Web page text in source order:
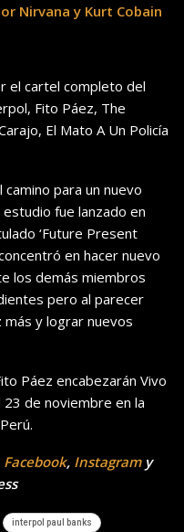
Nirvana y Kurt Cobain
el cartel completo del
Fito Páez, The
El Mato A Un Policía
para un nuevo
fue lanzado en
‘Future Present
en hacer nuevo
los demás miembros
pero al parecer
y lograr nuevos
Páez encabezarán Vivo
23 de noviembre en la
Facebook, Instagramy
interpol paul banks